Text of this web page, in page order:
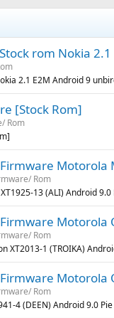
rom Nokia
2.1 E2M Android 9
[Stock Rom]
Rom
Motorola
Rom
13 (ALI) Android 9.0
Motorola
Rom
XT2013-1 (TROIKA)
Motorola
Rom
4 (DEEN) Android 9.0 Pie